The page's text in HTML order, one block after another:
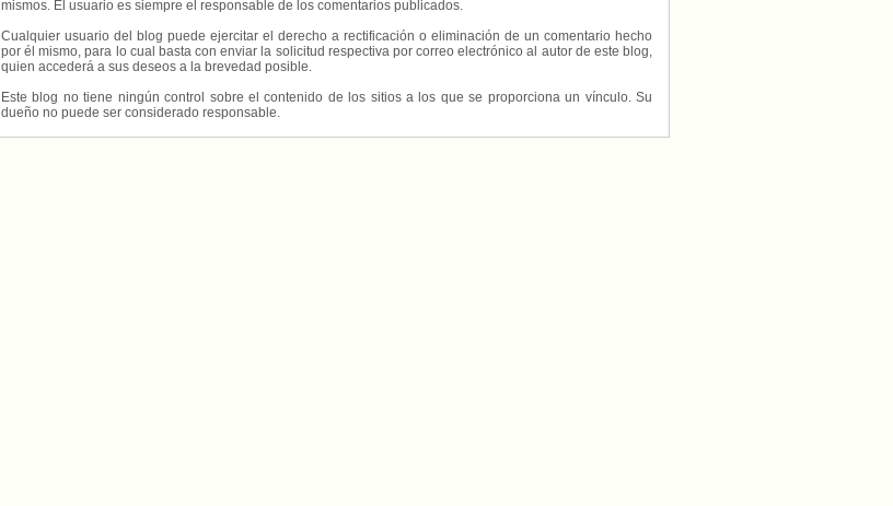
mismos. El usuario es siempre el responsable de los comentarios publicados.
Cualquier usuario del blog puede ejercitar el derecho a rectificación o eliminación de un comentario hecho
por él mismo, para lo cual basta con enviar la solicitud respectiva por correo electrónico al autor de este blog,
quien accederá a sus deseos a la brevedad posible.
Este blog no tiene ningún control sobre el contenido de los sitios a los que se proporciona un vínculo. Su
dueño no puede ser considerado responsable.